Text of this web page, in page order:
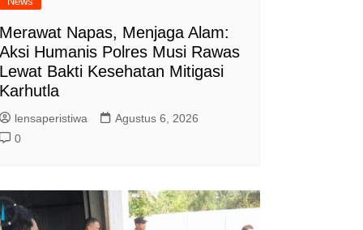
Napas, Menjaga Alam:
Humanis Polres Musi Rawas
Bakti Kesehatan Mitigasi
lensaperistiwa
Agustus 6, 2026
0